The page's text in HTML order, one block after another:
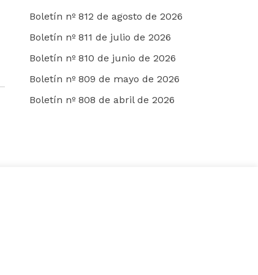
Boletín nº 812 de agosto de 2026
Boletín nº 811 de julio de 2026
Boletín nº 810 de junio de 2026
Boletín nº 809 de mayo de 2026
Boletín nº 808 de abril de 2026